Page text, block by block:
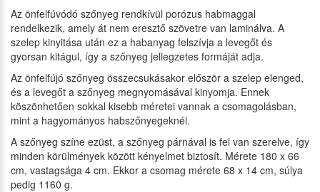
Az önfelfúvódó szőnyeg rendkívül porózus habmaggal
rendelkezik, amely át nem eresztő szövetre van laminálva. A
szelep kinyitása után ez a habanyag felszívja a levegőt és
gyorsan kitágul, így a szőnyeg jellegzetes formáját adja.
Az önfelfújó szőnyeg összecsukásakor először a szelep elenged,
és a levegőt a szőnyeg megnyomásával kinyomja. Ennek
köszönhetően sokkal kisebb méretei vannak a csomagolásban,
mint a hagyományos habszőnyegeknél.
A szőnyeg színe ezüst, a szőnyeg párnával is fel van szerelve, így
minden körülmények között kényelmet biztosít. Mérete 180 x 66
cm, vastagsága 4 cm. Ekkor a csomag mérete 68 x 14 cm, súlya
pedig 1160 g.